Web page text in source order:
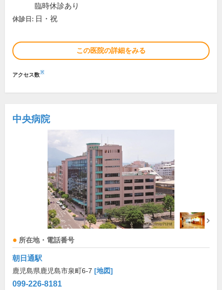
臨時休診あり
休診日: 日・祝
この医院の詳細をみる
アクセス数※
中央病院
所在地・電話番号
朝日通駅
鹿児島県鹿児島市泉町6-7 [地図]
099-226-8181